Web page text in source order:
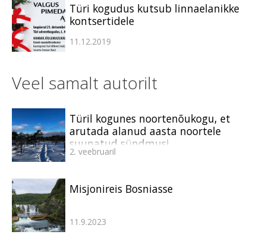
Türi kogudus kutsub linnaelanikke
kontsertidele
11.12.2019
Veel samalt autorilt
Türil kogunes noortenõukogu, et
arutada alanud aasta noortele
suunatud sündmusi
2. veebruaril
Misjonireis Bosniasse
11.9.2023